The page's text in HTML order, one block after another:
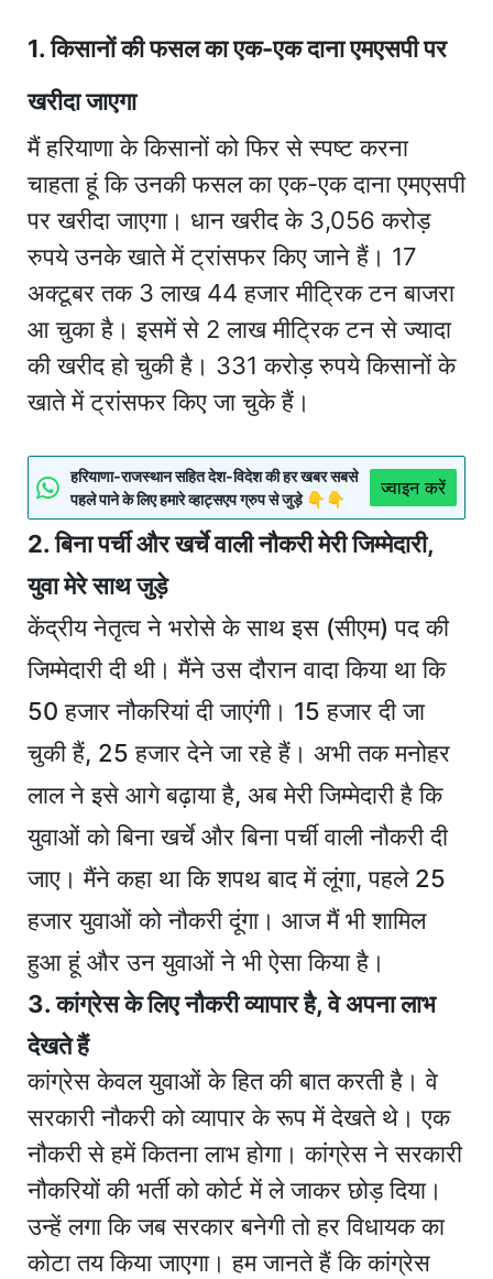
1. किसानों की फसल का एक-एक दाना एमएसपी पर
खरीदा जाएगा
मैं हरियाणा के किसानों को फिर से स्पष्ट करना
चाहता हूं कि उनकी फसल का एक-एक दाना एमएसपी
पर खरीदा जाएगा। धान खरीद के 3,056 करोड़
रुपये उनके खाते में ट्रांसफर किए जाने हैं। 17
अक्टूबर तक 3 लाख 44 हजार मीट्रिक टन बाजरा
आ चुका है। इसमें से 2 लाख मीट्रिक टन से ज्यादा
की खरीद हो चुकी है। 331 करोड़ रुपये किसानों के
खाते में ट्रांसफर किए जा चुके हैं।
हरियाणा-राजस्थान सहित देश-विदेश की हर खबर सबसे
पहले पाने के लिए हमारे व्हाट्सएप ग्रुप से जुड़े 👇👇
ज्वाइन करें
2. बिना पर्ची और खर्चे वाली नौकरी मेरी जिम्मेदारी,
युवा मेरे साथ जुड़े
केंद्रीय नेतृत्व ने भरोसे के साथ इस (सीएम) पद की
जिम्मेदारी दी थी। मैंने उस दौरान वादा किया था कि
50 हजार नौकरियां दी जाएंगी। 15 हजार दी जा
चुकी हैं, 25 हजार देने जा रहे हैं। अभी तक मनोहर
लाल ने इसे आगे बढ़ाया है, अब मेरी जिम्मेदारी है कि
युवाओं को बिना खर्चे और बिना पर्ची वाली नौकरी दी
जाए। मैंने कहा था कि शपथ बाद में लूंगा, पहले 25
हजार युवाओं को नौकरी दूंगा। आज मैं भी शामिल
हुआ हूं और उन युवाओं ने भी ऐसा किया है।
3. कांग्रेस के लिए नौकरी व्यापार है, वे अपना लाभ
देखते हैं
कांग्रेस केवल युवाओं के हित की बात करती है। वे
सरकारी नौकरी को व्यापार के रूप में देखते थे। एक
नौकरी से हमें कितना लाभ होगा। कांग्रेस ने सरकारी
नौकरियों की भर्ती को कोर्ट में ले जाकर छोड़ दिया।
उन्हें लगा कि जब सरकार बनेगी तो हर विधायक का
कोटा तय किया जाएगा। हम जानते हैं कि कांग्रेस